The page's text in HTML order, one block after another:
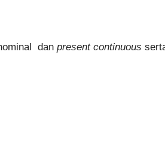
dan present continuous